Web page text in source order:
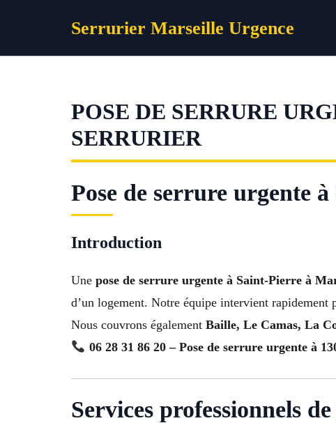
Serrurier Marseille Urgence
POSE DE SERRURE
SERRURIER
Pose de serrure urgente
Introduction
Une pose de serrure urgente à Saint-Pierre à
d’un logement. Notre équipe intervient rapidement
Nous couvrons également Baille, Le Camas, La
06 28 31 86 20 – Pose de serrure urgente à
Services professionnels